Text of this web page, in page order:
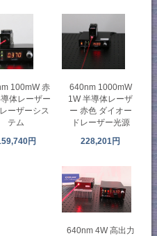
100mW 赤
体レーザー
ーザーシス
テム
円
640nm 1000mW
1W 半導体レーザ
ー 赤色 ダイオー
ドレーザー光源
228,201円
640nm 4W 高出力